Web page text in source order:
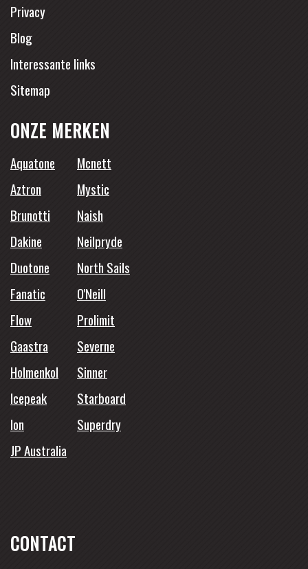
Privacy
Blog
Interessante links
Sitemap
ONZE MERKEN
Aquatone
Mcnett
Aztron
Mystic
Brunotti
Naish
Dakine
Neilpryde
Duotone
North Sails
Fanatic
O'Neill
Flow
Prolimit
Gaastra
Severne
Holmenkol
Sinner
Icepeak
Starboard
Ion
Superdry
JP Australia
CONTACT